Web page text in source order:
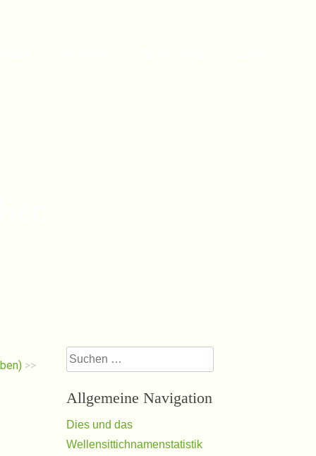
>>
Suchen
nach:
Allgemeine Navigation
Dies und das
Wellensittichnamenstatistik